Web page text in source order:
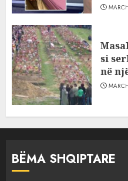
si
në
BËMA SHQIPTARE